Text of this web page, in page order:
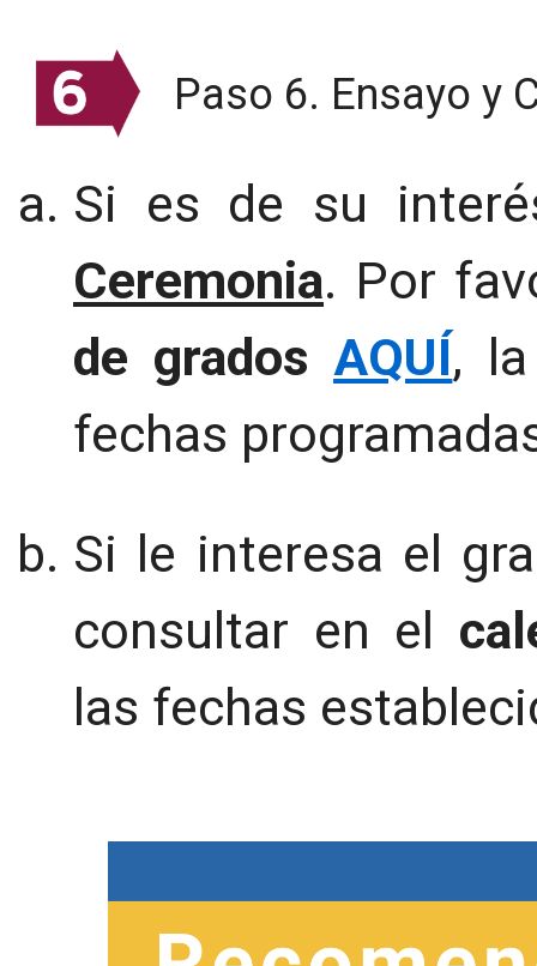
Paso 6. Ensayo y
Si es de su
Ceremonia. Por
de grados AQUÍ,
fechas
Si le interesa el
consultar en el
las fechas